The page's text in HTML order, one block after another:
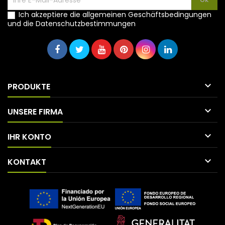
Ich akzeptiere die allgemeinen Geschäftsbedingungen
und die Datenschutzbestimmungen
PRODUKTE 
UNSERE FIRMA 
IHR KONTO 
KONTAKT 